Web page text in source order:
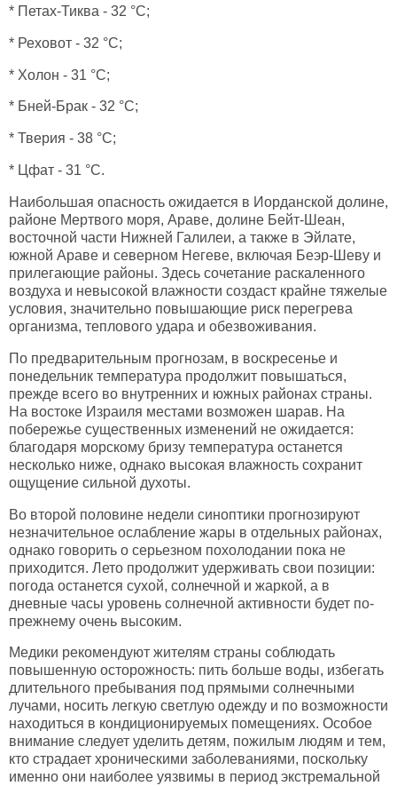
* Петах-Тиква - 32 °C;
* Реховот - 32 °C;
* Холон - 31 °C;
* Бней-Брак - 32 °C;
* Тверия - 38 °C;
* Цфат - 31 °C.
Наибольшая опасность ожидается в Иорданской долине,
районе Мертвого моря, Араве, долине Бейт-Шеан,
восточной части Нижней Галилеи, а также в Эйлате,
южной Араве и северном Негеве, включая Беэр-Шеву и
прилегающие районы. Здесь сочетание раскаленного
воздуха и невысокой влажности создаст крайне тяжелые
условия, значительно повышающие риск перегрева
организма, теплового удара и обезвоживания.
По предварительным прогнозам, в воскресенье и
понедельник температура продолжит повышаться,
прежде всего во внутренних и южных районах страны.
На востоке Израиля местами возможен шарав. На
побережье существенных изменений не ожидается:
благодаря морскому бризу температура останется
несколько ниже, однако высокая влажность сохранит
ощущение сильной духоты.
Во второй половине недели синоптики прогнозируют
незначительное ослабление жары в отдельных районах,
однако говорить о серьезном похолодании пока не
приходится. Лето продолжит удерживать свои позиции:
погода останется сухой, солнечной и жаркой, а в
дневные часы уровень солнечной активности будет по-
прежнему очень высоким.
Медики рекомендуют жителям страны соблюдать
повышенную осторожность: пить больше воды, избегать
длительного пребывания под прямыми солнечными
лучами, носить легкую светлую одежду и по возможности
находиться в кондиционируемых помещениях. Особое
внимание следует уделить детям, пожилым людям и тем,
кто страдает хроническими заболеваниями, поскольку
именно они наиболее уязвимы в период экстремальной